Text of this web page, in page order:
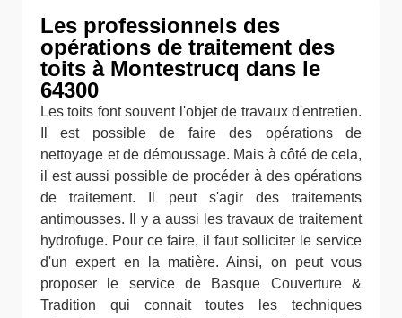
Les professionnels des
opérations de traitement des
toits à Montestrucq dans le
64300
Les toits font souvent l'objet de travaux d'entretien.
Il est possible de faire des opérations de
nettoyage et de démoussage. Mais à côté de cela,
il est aussi possible de procéder à des opérations
de traitement. Il peut s'agir des traitements
antimousses. Il y a aussi les travaux de traitement
hydrofuge. Pour ce faire, il faut solliciter le service
d'un expert en la matière. Ainsi, on peut vous
proposer le service de Basque Couverture &
Tradition qui connait toutes les techniques